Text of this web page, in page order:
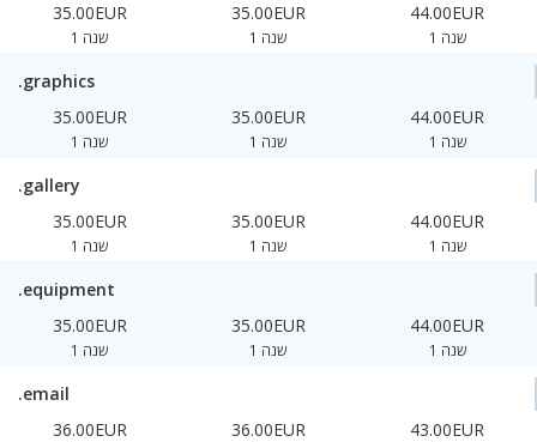
35.00EUR
1 שנה
35.00EUR
1 שנה
44.00EUR
1 שנה
.graphics
35.00EUR
1 שנה
35.00EUR
1 שנה
44.00EUR
1 שנה
.gallery
35.00EUR
1 שנה
35.00EUR
1 שנה
44.00EUR
1 שנה
.equipment
35.00EUR
1 שנה
35.00EUR
1 שנה
44.00EUR
1 שנה
.email
36.00EUR
36.00EUR 43.00EUR